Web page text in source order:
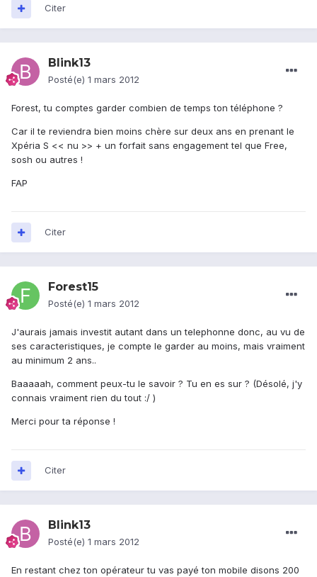
Citer
Blink13
Posté(e) 1 mars 2012
Forest, tu comptes garder combien de temps ton téléphone ?
Car il te reviendra bien moins chère sur deux ans en prenant le
Xpéria S << nu >> + un forfait sans engagement tel que Free,
sosh ou autres !
FAP
Citer
Forest15
Posté(e) 1 mars 2012
J'aurais jamais investit autant dans un telephonne donc, au vu de
ses caracteristiques, je compte le garder au moins, mais vraiment
au minimum 2 ans..
Baaaaah, comment peux-tu le savoir ? Tu en es sur ? (Désolé, j'y
connais vraiment rien du tout :/ )
Merci pour ta réponse !
Citer
Blink13
Posté(e) 1 mars 2012
En restant chez ton opérateur tu vas payé ton mobile disons 200